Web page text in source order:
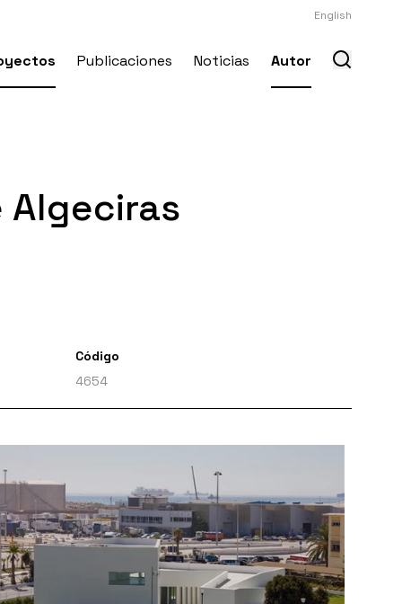
English
Publicaciones Noticias Autor
Código
4654